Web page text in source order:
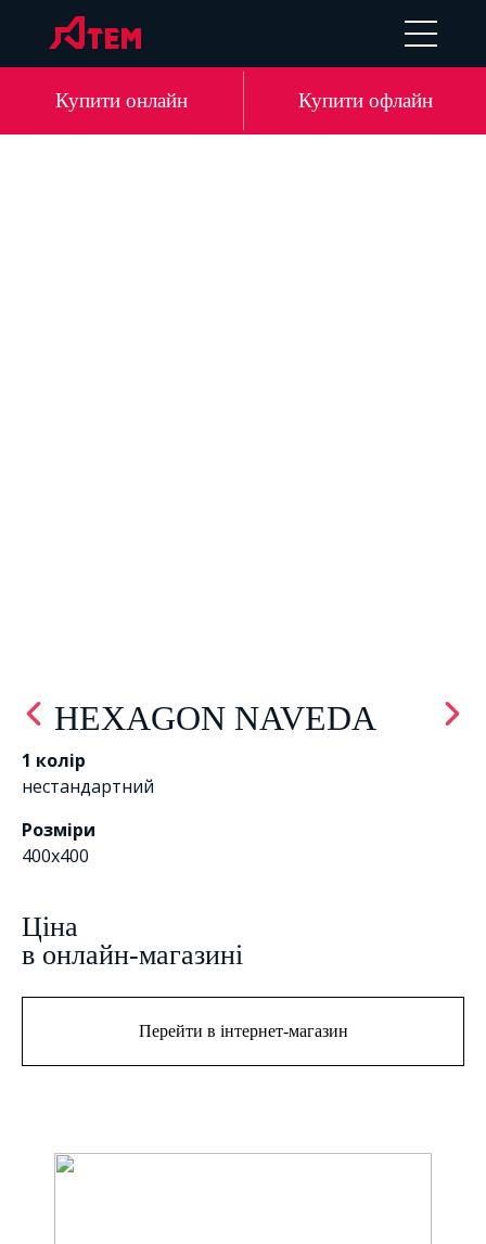
LV RU
Купити онлайн Купити офлайн
HEXAGON NAVEDA
1 колір
нестандартний
Розміри
400х400
Цiна
в онлайн-магазині
Перейти в інтернет-магазин